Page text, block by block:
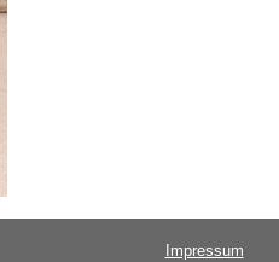
Impressum